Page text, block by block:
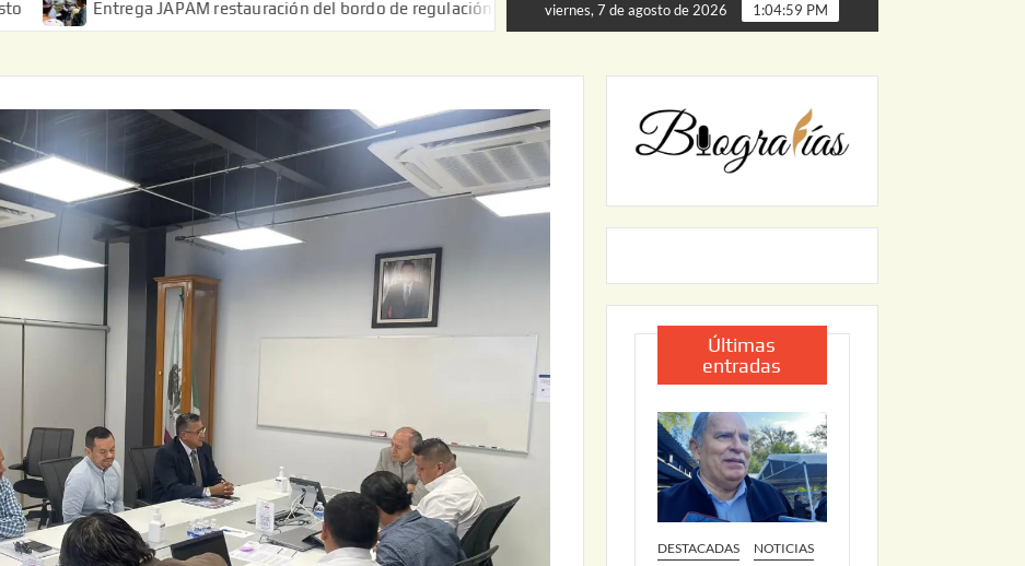
Entrega JAPAM restauración del bordo de regulación en el Ejido de Puerta de Palmillas ARRANCA JAPAM EL PROGRAMA
viernes, 7 de agosto de 2026 1:05:00 PM
Últimas
entradas
DESTACADAS NOTICIAS